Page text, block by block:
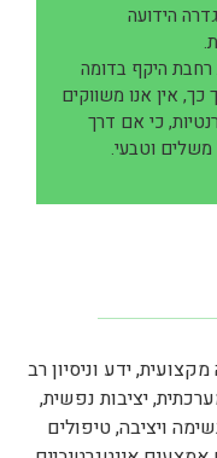
הידועה
רחבת היקף בדומה
כך, אין אנו משווקים
כי אם דרך
משלים וטבעי.
ידע וניסיון רב
יציבות נפשית,
ויציבה, טיפולים